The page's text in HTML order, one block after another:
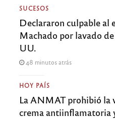
SUCESOS
Declararon culpable al
Machado por lavado
UU.
48 minutos atrás
HOY PAÍS
La ANMAT prohibió la
crema antiinflamatoria